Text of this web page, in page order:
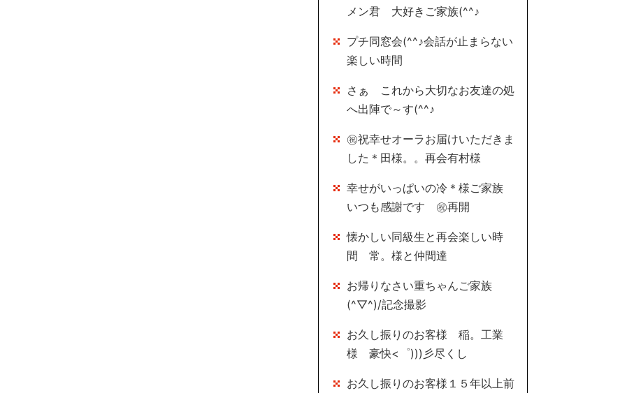
メン君 大好きご家族(^^♪
プチ同窓会(^^♪会話が止まらない
楽しい時間
さぁ これから大切なお友達の処
へ出陣で～す(^^♪
㊗祝幸せオーラお届けいただきま
した＊田様。。再会有村様
幸せがいっぱいの冷＊様ご家族
いつも感謝です ㊗再開
懐かしい同級生と再会楽しい時
間 常。様と仲間達
お帰りなさい重ちゃんご家族
(^▽^)/記念撮影
お久し振りのお客様 稲。工業
様 豪快<゜)))彡尽くし
お久し振りのお客様１５年以上前